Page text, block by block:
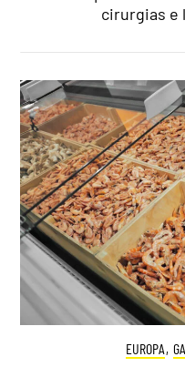
cirurgias e
EUROPA,